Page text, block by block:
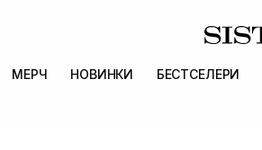
МЕРЧ НОВИНКИ БЕСТСЕЛЕРИ